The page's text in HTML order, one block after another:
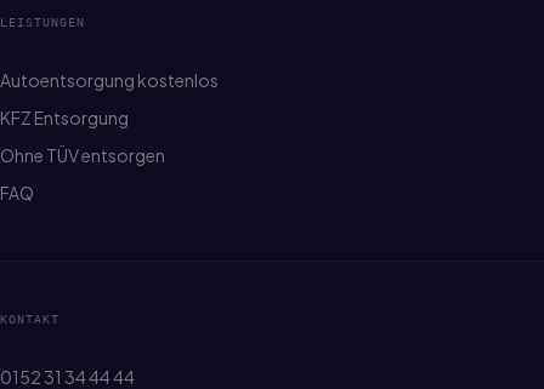
LEISTUNGEN
Autoentsorgung kostenlos
KFZ Entsorgung
Ohne TÜV entsorgen
FAQ
KONTAKT
0152 31 34 44 44